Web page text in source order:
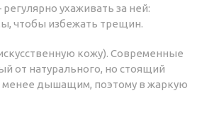
ухаживать за ней:
чтобы избежать трещин.
кожу). Современные
от натурального, но стоящий
менее дышащим, поэтому в жаркую